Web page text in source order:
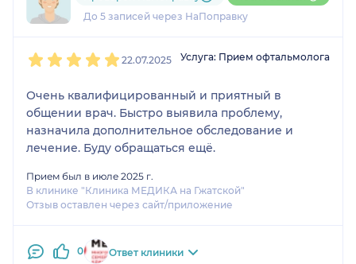
До 5 записей через НаПоправку
22.07.2025 Услуга: Прием офтальмолога
Очень квалифицированный и приятный в
общении врач. Быстро выявила проблему,
назначила дополнительное обследование и
лечение. Буду обращаться ещё.
Прием был в июле 2025 г.
В клинике "Клиника МЕДИКА на Гжатской"
Отзыв оставлен через сайт/приложение
0 Ответ клиники